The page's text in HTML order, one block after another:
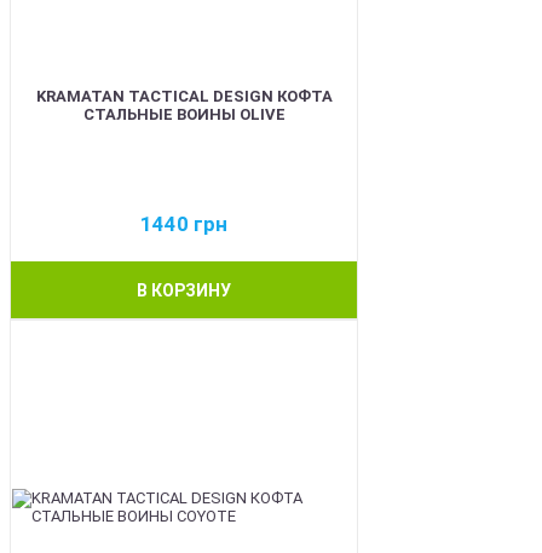
KRAMATAN TACTICAL DESIGN КОФТА
СТАЛЬНЫЕ ВОИНЫ OLIVE
1440 грн
В КОРЗИНУ